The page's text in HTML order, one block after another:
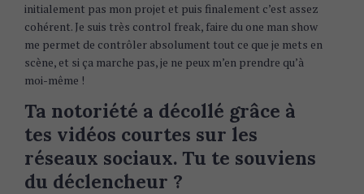
initialement pas mon projet et puis finalement c’est assez
cohérent. Je suis très control freak, faire du one man show
me permet de contrôler absolument tout ce que je mets en
scène, et si ça marche pas, je ne peux m’en prendre qu’à
moi-même !
Ta notoriété a décollé grâce à
tes vidéos courtes sur les
réseaux sociaux. Tu te souviens
du déclencheur ?